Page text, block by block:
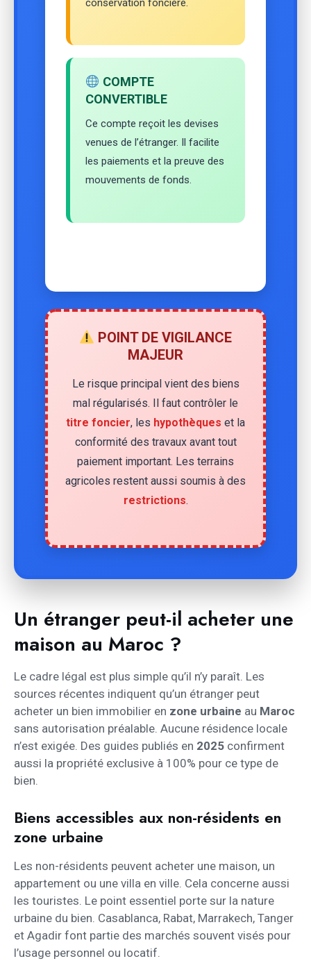
conservation foncière.
COMPTE
CONVERTIBLE
Ce compte reçoit les devises
venues de l’étranger. Il facilite
les paiements et la preuve des
mouvements de fonds.
POINT DE VIGILANCE
MAJEUR
Le risque principal vient des biens
mal régularisés. Il faut contrôler le
titre foncier, les hypothèques et la
conformité des travaux avant tout
paiement important. Les terrains
agricoles restent aussi soumis à des
restrictions.
Un étranger peut-il acheter une
maison au Maroc ?
Le cadre légal est plus simple qu’il n’y paraît. Les
sources récentes indiquent qu’un étranger peut
acheter un bien immobilier en zone urbaine au Maroc
sans autorisation préalable. Aucune résidence locale
n’est exigée. Des guides publiés en 2025 confirment
aussi la propriété exclusive à 100% pour ce type de
bien.
Biens accessibles aux non-résidents en
zone urbaine
Les non-résidents peuvent acheter une maison, un
appartement ou une villa en ville. Cela concerne aussi
les touristes. Le point essentiel porte sur la nature
urbaine du bien. Casablanca, Rabat, Marrakech, Tanger
et Agadir font partie des marchés souvent visés pour
l’usage personnel ou locatif.